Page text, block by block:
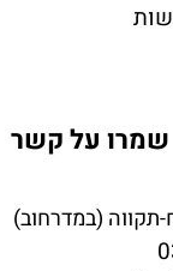
שמרו על קשר